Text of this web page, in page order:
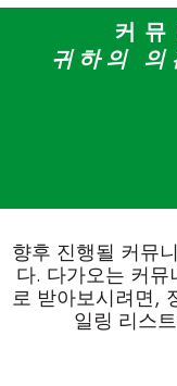
커
귀하의
향후 진행될 커뮤
다. 다가오는 커
로 받아보시려면,
일링 리스